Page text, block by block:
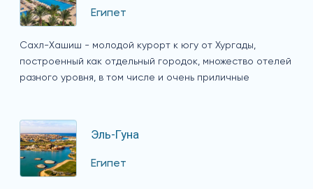
Египет
Сахл-Хашиш - молодой курорт к югу от Хургады,
построенный как отдельный городок, множество отелей
разного уровня, в том числе и очень приличные
Эль-Гуна
Египет